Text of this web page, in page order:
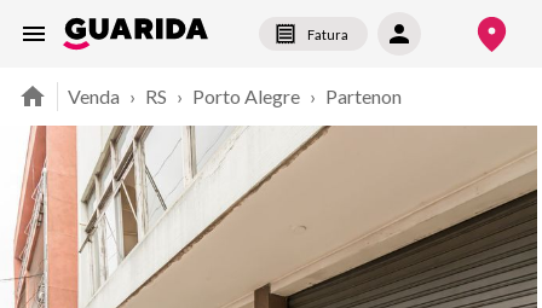
Fatura
Venda › RS › Porto Alegre › Partenon